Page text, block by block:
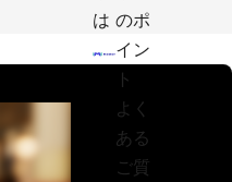
は のポ
イン
ト
よく
ある
ご質